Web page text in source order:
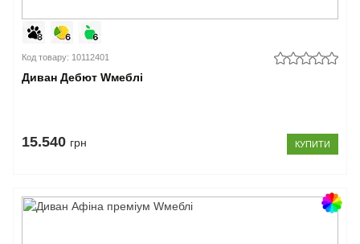
Код товару: 10112401
Диван Дебют Wмеблі
15.540 грн КУПИТИ